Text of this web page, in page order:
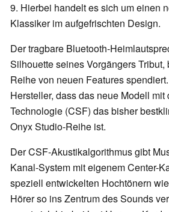
9. Hierbei handelt es sich um einen
Klassiker im aufgefrischten Design.
Der tragbare Bluetooth-
Silhouette seines Vorgängers Tribut,
Reihe von neuen Features
Hersteller, dass das neue Modell
Technologie (CSF) das bisher
Onyx Studio-Reihe ist.
Der CSF-Akustikalgorithmus gibt
Kanal-System mit eigenem Center-
speziell entwickelten Hochtönern
Hörer so ins Zentrum des Sounds